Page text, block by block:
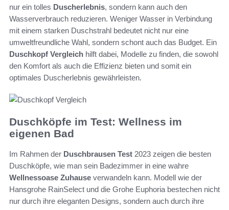
nur ein tolles Duscherlebnis, sondern kann auch den
Wasserverbrauch reduzieren. Weniger Wasser in Verbindung
mit einem starken Duschstrahl bedeutet nicht nur eine
umweltfreundliche Wahl, sondern schont auch das Budget. Ein
Duschkopf Vergleich hilft dabei, Modelle zu finden, die sowohl
den Komfort als auch die Effizienz bieten und somit ein
optimales Duscherlebnis gewährleisten.
Duschköpfe im Test: Wellness im
eigenen Bad
Im Rahmen der Duschbrausen Test 2023 zeigen die besten
Duschköpfe, wie man sein Badezimmer in eine wahre
Wellnessoase Zuhause verwandeln kann. Modell wie der
Hansgrohe RainSelect und die Grohe Euphoria bestechen nicht
nur durch ihre eleganten Designs, sondern auch durch ihre